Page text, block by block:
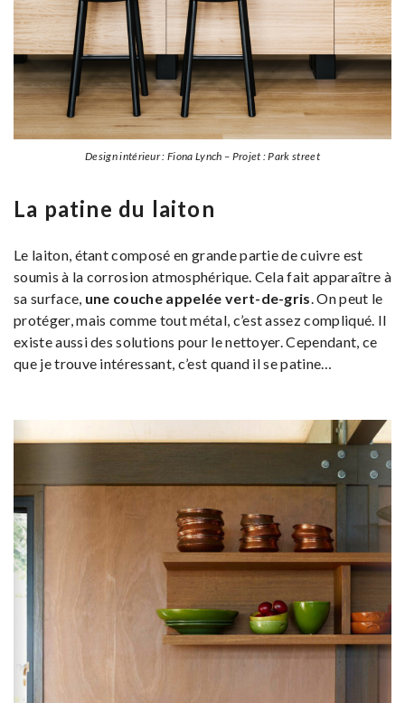
Design intérieur : Fiona Lynch – Projet : Park street
La patine du laiton
Le laiton, étant composé en grande partie de cuivre est
soumis à la corrosion atmosphérique. Cela fait apparaître à
sa surface, une couche appelée vert-de-gris. On peut le
protéger, mais comme tout métal, c’est assez compliqué. Il
existe aussi des solutions pour le nettoyer. Cependant, ce
que je trouve intéressant, c’est quand il se patine…